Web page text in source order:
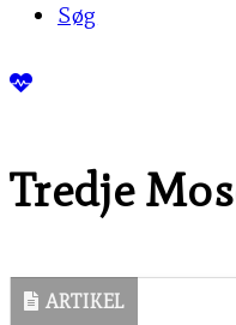
Søg
Tredje
ARTIKEL